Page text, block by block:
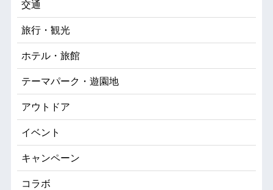
交通
旅行・観光
ホテル・旅館
テーマパーク・遊園地
アウトドア
イベント
キャンペーン
コラボ